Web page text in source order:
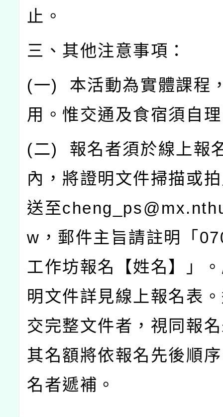
止。
三、其他注意事項：
(一) 本活動為實體課程
用。惟交通及食宿須自
(二) 報名者須於線上報
內，將證明文件掃描或
送至
w ，郵件主旨請註明「
工作坊報名【姓名】」
明文件詳見線上報名表
交完整文件者，視同報
其名額將依報名先後順
名者遞補。